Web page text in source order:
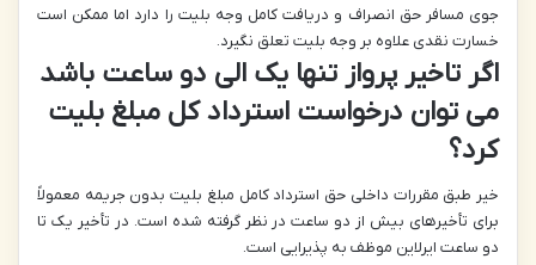
جوی مسافر حق انصراف و دریافت کامل وجه بلیت را دارد اما ممکن است
خسارت نقدی علاوه بر وجه بلیت تعلق نگیرد.
اگر تاخیر پرواز تنها یک الی دو ساعت باشد
می توان درخواست استرداد کل مبلغ بلیت
کرد؟
خیر طبق مقررات داخلی حق استرداد کامل مبلغ بلیت بدون جریمه معمولاً
برای تأخیرهای بیش از دو ساعت در نظر گرفته شده است. در تأخیر یک تا
دو ساعت ایرلاین موظف به پذیرایی است.